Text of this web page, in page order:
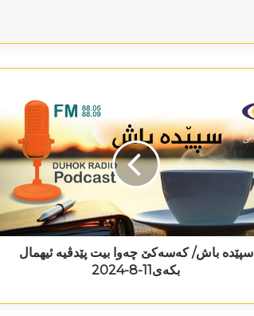
سپێدە باش/ کەسەکێ چەوا بیت پێدڤیە ئیھمال
بکەی11-8-2024